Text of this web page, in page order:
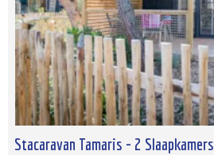
Stacaravan Tamaris - 2 Slaapkamers